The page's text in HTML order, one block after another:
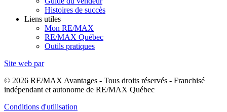
Histoires de succès
Liens utiles
Mon RE/MAX
RE/MAX Québec
Outils pratiques
Site web par
© 2026 RE/MAX Avantages - Tous droits réservés - Franchisé
indépendant et autonome de RE/MAX Québec
Conditions d'utilisation